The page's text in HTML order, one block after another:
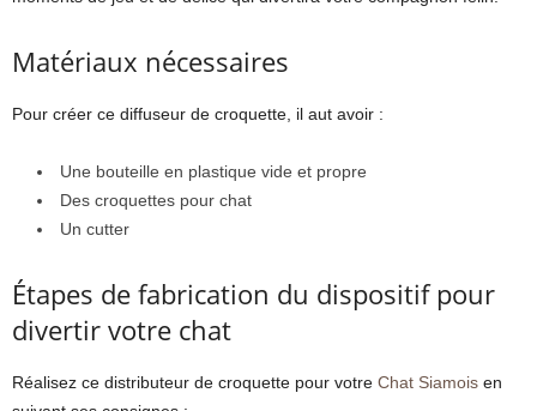
Matériaux nécessaires
Pour créer ce diffuseur de croquette, il aut avoir :
Une bouteille en plastique vide et propre
Des croquettes pour chat
Un cutter
Étapes de fabrication du dispositif pour
divertir votre chat
Réalisez ce distributeur de croquette pour votre Chat Siamois en